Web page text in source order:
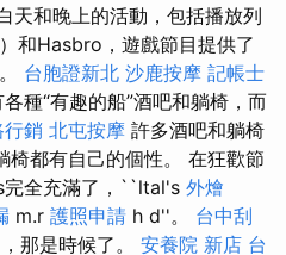
天和晚上的活動，包括播放列
和Hasbro，遊戲節目提供了
台胞證新北 沙鹿按摩 記帳士
種“有趣的船”酒吧和躺椅，而
行銷 北屯按摩 許多酒吧和躺椅
椅都有自己的個性。 在狂歡節
完全充滿了，``ltal's 外燴
m.r 護照申請 h d''。 台中刮
那是時候了。 安養院 新店 台